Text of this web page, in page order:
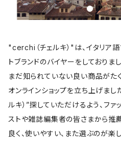
"cerchi（チェルキ）"は、イタリア
トブランドのバイヤーをしており
まだ知られていない良い商品がた
オンラインショップを立ち上げま
ルキ）”探していただけるよう、フ
ストや雑誌編集者の皆さまから推
良く、使いやすい、また選ぶのが楽